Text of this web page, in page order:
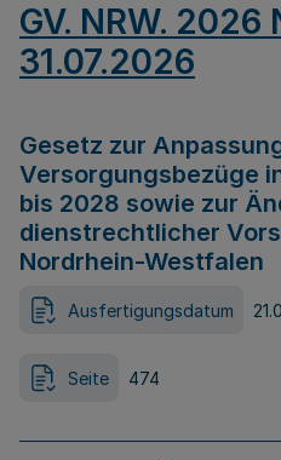
GV. NRW. 2026
31.07.2026
Gesetz zur
Versorgungsbezüge
bis 2028 sowie zur
dienstrechtlicher
Nordrhein-Westfalen
Ausfertigungsdatum
Seite 474